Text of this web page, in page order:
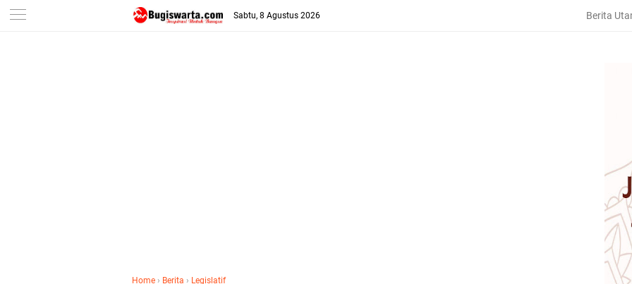
-->
Sabtu, 8 Agustus 2026 Berita
Home › Berita › Legislatif